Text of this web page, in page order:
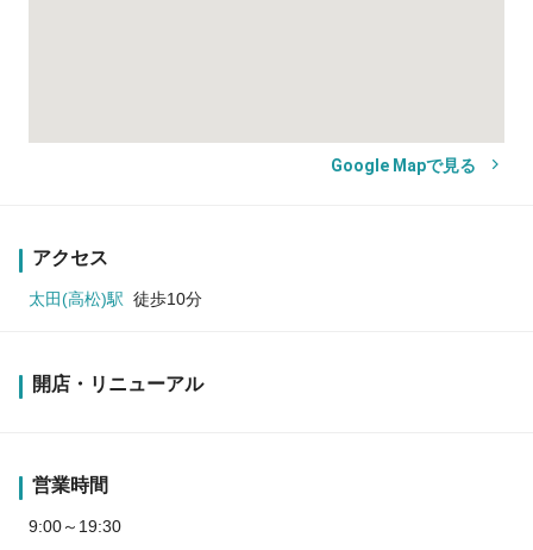
Google Mapで見る
アクセス
太田(高松)駅 徒歩10分
開店・リニューアル
営業時間
9:00～19:30